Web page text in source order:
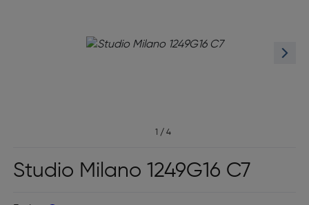
1 / 4
Studio Milano 1249G16 C7